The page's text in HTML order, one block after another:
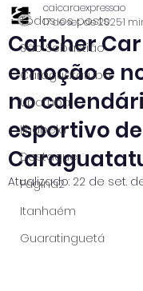
Todos os posts
São Sebastião
Caraguatatuba
Ubatuba
Ilhabela
Destaque
Página2
Itanhaém
Guaratinguetá
Catcher Car
emoção e
no
esportivo de
caicaraexpressao
17 de set. de 20251
Atualizado: 22 de set.